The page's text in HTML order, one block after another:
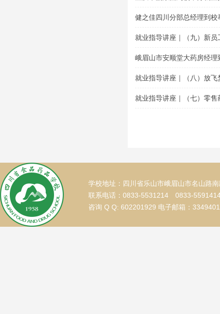
健之佳四川分部总经理到校
就业指导讲座｜（九）新员
峨眉山市安顺堂大药房经
就业指导讲座｜（八）放飞
就业指导讲座｜（七）零售
学校地址：四川省乐山市峨眉山市名山路
联系电话：0833-5531214 0833-
咨询 Q Q: 602201929 电子邮箱：